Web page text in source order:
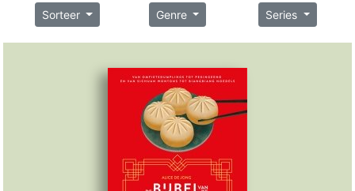
Sorteer Genre Series